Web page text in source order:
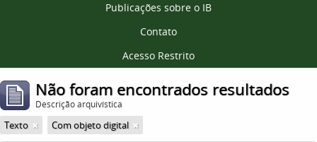
Publicações sobre o IB
Contato
Acesso Restrito
Não foram encontrados resultados
Descrição arquivística
Texto Com objeto digital